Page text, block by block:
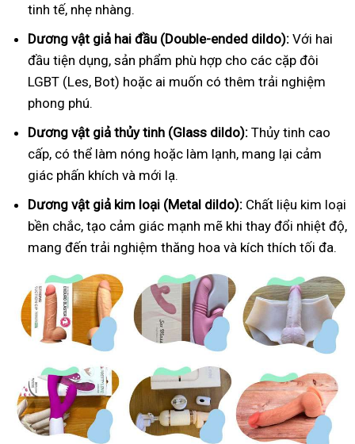
tinh tế, nhẹ nhàng.
Dương vật giả hai đầu (Double-ended dildo): Với hai
đầu tiện dụng, sản phẩm phù hợp cho các cặp đôi
LGBT (Les, Bot) hoặc ai muốn có thêm trải nghiệm
phong phú.
Dương vật giả thủy tinh (Glass dildo): Thủy tinh cao
cấp, có thể làm nóng hoặc làm lạnh, mang lại cảm
giác phấn khích và mới lạ.
Dương vật giả kim loại (Metal dildo): Chất liệu kim loại
bền chắc, tạo cảm giác mạnh mẽ khi thay đổi nhiệt độ,
mang đến trải nghiệm thăng hoa và kích thích tối đa.